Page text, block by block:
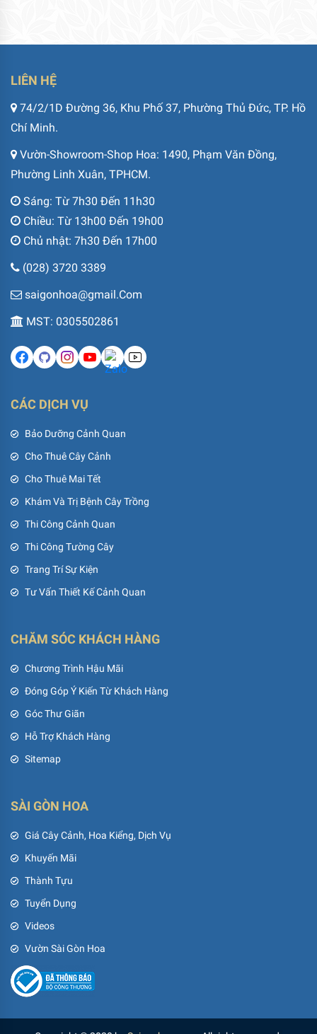
LIÊN HỆ
74/2/1D Đường 36, Khu Phố 37, Phường Thủ Đức, TP. Hồ
Chí Minh.
Vườn-Showroom-Shop Hoa: 1490, Phạm Văn Đồng,
Phường Linh Xuân, TPHCM.
Sáng: Từ 7h30 Đến 11h30
Chiều: Từ 13h00 Đến 19h00
Chủ nhật: 7h30 Đến 17h00
(028) 3720 3389
saigonhoa@gmail.Com
MST: 0305502861
CÁC DỊCH VỤ
Bảo Dưỡng Cảnh Quan
Cho Thuê Cây Cảnh
Cho Thuê Mai Tết
Khám Và Trị Bệnh Cây Trồng
Thi Công Cảnh Quan
Thi Công Tường Cây
Trang Trí Sự Kiện
Tư Vấn Thiết Kế Cảnh Quan
CHĂM SÓC KHÁCH HÀNG
Chương Trình Hậu Mãi
Đóng Góp Ý Kiến Từ Khách Hàng
Góc Thư Giãn
Hỗ Trợ Khách Hàng
Sitemap
SÀI GÒN HOA
Giá Cây Cảnh, Hoa Kiểng, Dịch Vụ
Khuyến Mãi
Thành Tựu
Tuyển Dụng
Videos
Vườn Sài Gòn Hoa